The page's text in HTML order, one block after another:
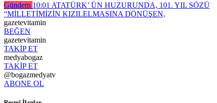
Gündem 10:01 ATATÜRK’ ÜN HUZURUNDA, 101. YIL SÖZÜ
“MİLLETİMİZİN KIZILELMASINA DÖNÜŞEN,
gazetevitamin
BEĞEN
gazetevitamin
TAKİP ET
medyabogaz
TAKİP ET
@bogazmedyatv
ABONE OL